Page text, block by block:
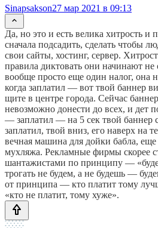
Sinapsakson27 мар 2021 в 09:13
Да, но это и есть велика хитрость и
сначала подсадить, сделать чтобы
свои сайты, хостинг, сервер.
правила диктовать они начинают не
вообще просто еще один налог, она
когда заплатил — вот твой баннер
щите в центре города. Сейчас
невозможно донести до всех, и дет
— заплатил — на 5 сек твой баннер
заплатил, твой вниз, его наверх на
вечная машина для дойки бабла,
мухляжа. Рекламные фирмы скорее
шантажистами по принципу —
трогать не будем, а не будешь —
от принципа — кто платит тому
«кто не платит, тому хуже».